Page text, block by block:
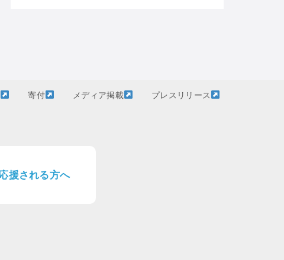
寄付 メディア掲載 プレスリリース
援される方へ